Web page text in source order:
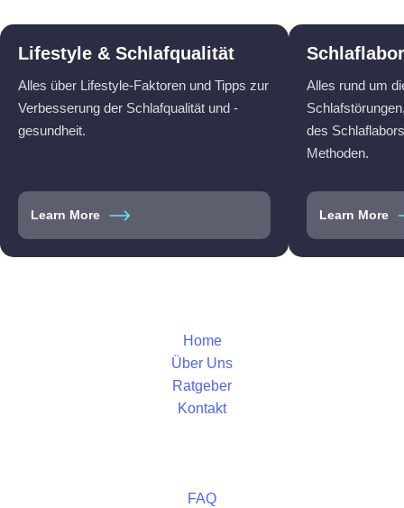
Lifestyle & Schlafqualität
Alles über Lifestyle-Faktoren und Tipps zur
Verbesserung der Schlafqualität und -
gesundheit.
Learn More
Alles rund um
des
Methoden.
Learn More
Home
Über Uns
Ratgeber
Kontakt
FAQ